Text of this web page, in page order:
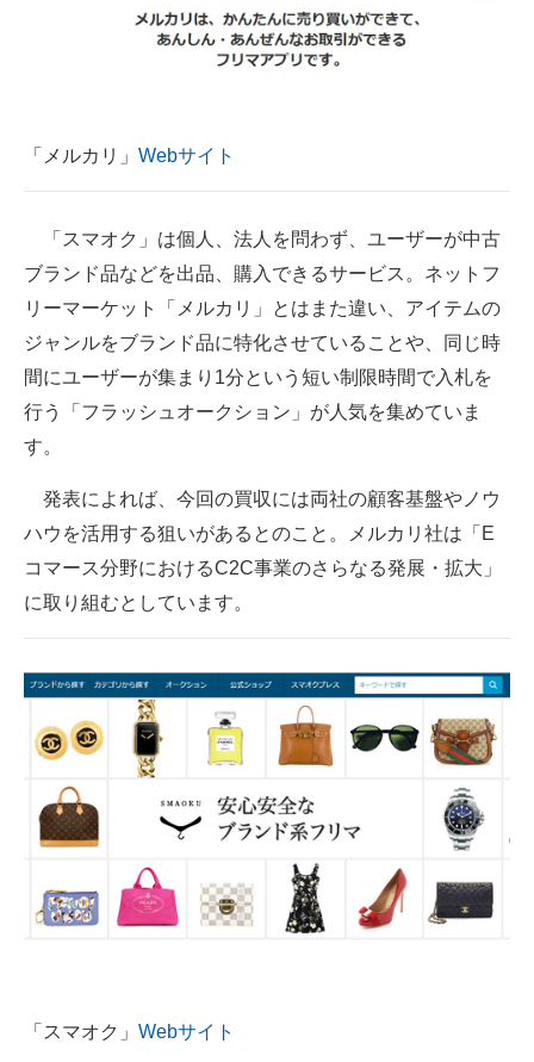
経営リーダーのコミュニティ
ITエンジニア向け専門サイト
製造業のIT導入・活用を支援
モノづくり技術者専門サイト
エレクトロニクス専門サイト
エネルギーの専門メディア
建設×テクノロジーの最前線
ちょっと気になるネットの話題
「メルカリ」 Webサイト
「スマオク」は個人、法人を問わず、ユーザーが中古
ブランド品などを出品、購入できるサービス。ネットフ
リーマーケット「メルカリ」とはまた違い、アイテムの
ジャンルをブランド品に特化させていることや、同じ時
間にユーザーが集まり1分という短い制限時間で入札を
行う「フラッシュオークション」が人気を集めていま
す。
発表によれば、今回の買収には両社の顧客基盤やノウ
ハウを活用する狙いがあるとのこと。メルカリ社は「E
コマース分野におけるC2C事業のさらなる発展・拡大」
に取り組むとしています。
「スマオク」 Webサイト